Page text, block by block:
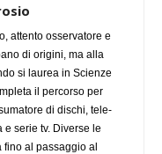
attento osservatore e
di origini, ma alla
si laurea in Scienze
il percorso per
di dischi, tele-
serie tv. Diverse le
al passaggio al